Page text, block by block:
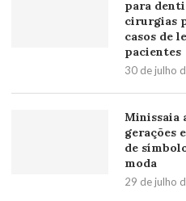
para
cirurgias
casos de
pacientes
30 de julho
Minissaia
gerações
de
moda
29 de julho